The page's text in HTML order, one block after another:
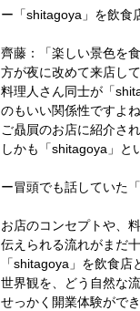
ー「shitagoya」を飲食
齊藤：「楽しい景色を
方が夜に改めて来店し
料理人さん同士が「
のもいい関係性ですよね
ご贔屓のお店に紹介さ
しかも「shitagoya」と
ー冒頭でも話していた
お店のコンセプトや、
伝えられる流れがまだ
「shitagoya」を飲食
世界観を、どう自然な
せっかく開業体験がで